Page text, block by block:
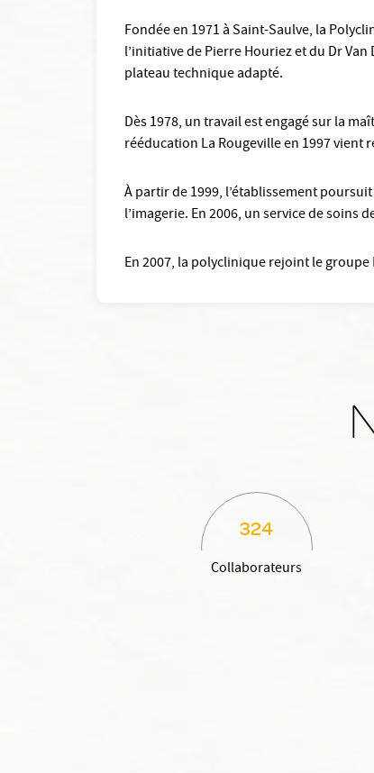
Fondée en 1971 à Saint-Saulve, la
l’initiative de Pierre Houriez et du Dr
plateau technique adapté.
Dès 1978, un travail est engagé sur la
rééducation La Rougeville en 1997
À partir de 1999, l’établissement
l’imagerie. En 2006, un service de soins
En 2007, la polyclinique rejoint le
324
Collaborateurs